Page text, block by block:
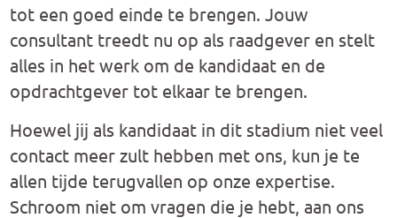
tot een goed einde te brengen. Jouw
consultant treedt nu op als raadgever en stelt
alles in het werk om de kandidaat en de
opdrachtgever tot elkaar te brengen.
Hoewel jij als kandidaat in dit stadium niet veel
contact meer zult hebben met ons, kun je te
allen tijde terugvallen op onze expertise.
Schroom niet om vragen die je hebt, aan ons